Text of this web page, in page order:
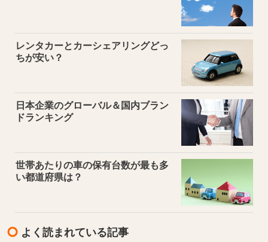
レンタカーとカーシェアリングどっ
ちが安い？
日本企業のグローバル＆国内ブラン
ドランキング
世帯あたりの車の保有台数が最も多
い都道府県は？
よく読まれている記事